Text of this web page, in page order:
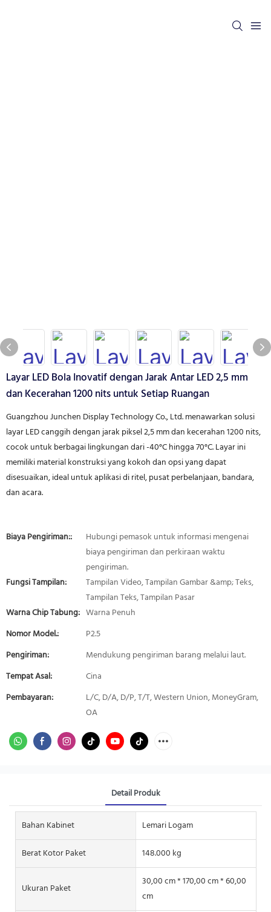
Layar LED Bola Inovatif dengan Jarak Antar LED 2,5 mm
dan Kecerahan 1200 nits untuk Setiap Ruangan
Guangzhou Junchen Display Technology Co., Ltd. menawarkan solusi
layar LED canggih dengan jarak piksel 2,5 mm dan kecerahan 1200 nits,
cocok untuk berbagai lingkungan dari -40°C hingga 70°C. Layar ini
memiliki material konstruksi yang kokoh dan opsi yang dapat
disesuaikan, ideal untuk aplikasi di ritel, pusat perbelanjaan, bandara,
dan acara.
Biaya Pengiriman::
Hubungi pemasok untuk informasi mengenai
biaya pengiriman dan perkiraan waktu
pengiriman.
Fungsi Tampilan:
Tampilan Video, Tampilan Gambar &amp; Teks,
Tampilan Teks, Tampilan Pasar
Warna Chip Tabung: Warna Penuh
Nomor Model.:
P2.5
Pengiriman:
Mendukung pengiriman barang melalui laut.
Tempat Asal:
Cina
Pembayaran:
L/C, D/A, D/P, T/T, Western Union, MoneyGram,
OA
Detail Produk
Bahan Kabinet
Lemari Logam
Berat Kotor Paket
148.000 kg
Ukuran Paket
30,00 cm * 170,00 cm * 60,00
cm